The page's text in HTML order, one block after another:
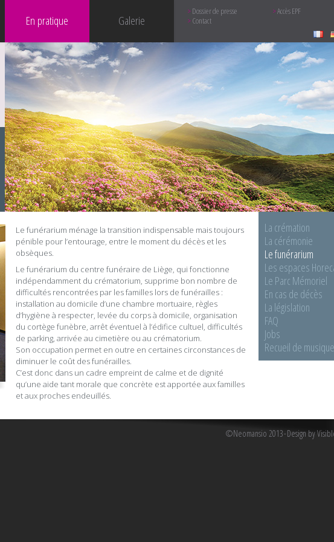
En pratique Galerie
Dossier de presse
Accès EPF
Contact
Le funérarium ménage la transition indispensable mais toujours
pénible pour l’entourage, entre le moment du décès et les
obsèques.
Le funérarium du centre funéraire de Liège, qui fonctionne
indépendamment du crématorium, supprime bon nombre de
difficultés rencontrées par les familles lors de funérailles :
installation au domicile d’une chambre mortuaire, règles
d’hygiène à respecter, levée du corps à domicile, organisation
du cortège funèbre, arrêt éventuel à l’édifice cultuel, difficultés
de parking, arrivée au cimetière ou au crématorium.
Son occupation permet en outre en certaines circonstances de
diminuer le coût des funérailles.
C’est donc dans un cadre empreint de calme et de dignité
qu’une aide tant morale que concrète est apportée aux familles
et aux proches endeuillés.
La crémation
La cérémonie
Le funérarium
Les espaces
Le Parc Mémoriel
En cas de décès
La législation
FAQ
Jobs
Recueil de musique
©Neomansio 2013 Design by